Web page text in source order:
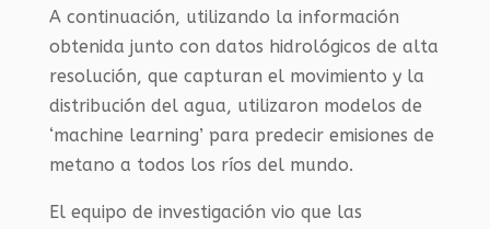
A continuación, utilizando la información
obtenida junto con datos hidrológicos de alta
resolución, que capturan el movimiento y la
distribución del agua, utilizaron modelos de
‘machine learning’ para predecir emisiones de
metano a todos los ríos del mundo.
El equipo de investigación vio que las